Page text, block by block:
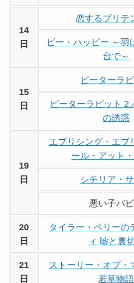
14
日
恋するプリテ
ビー・ハッピー ～羽
台で～
15
日
ピーターラ
ピーターラビット 2
の誘惑
19
日
エブリシング・エブ
ール・アット
シチリア・
悪い子バ
20
日
タイラー・ペリーの
ィ 嘘と裏
21
日
ストーリー・オブ・
若草物語